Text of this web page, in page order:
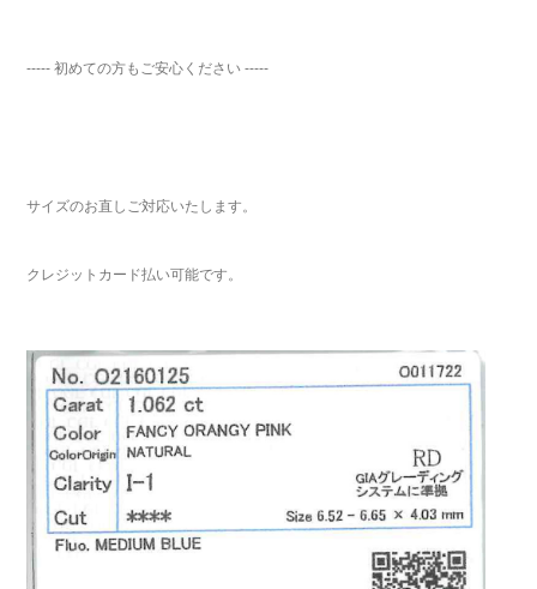
----- 初めての方もご安心ください -----
サイズのお直しご対応いたします。
クレジットカード払い可能です。
お買い物を続ける